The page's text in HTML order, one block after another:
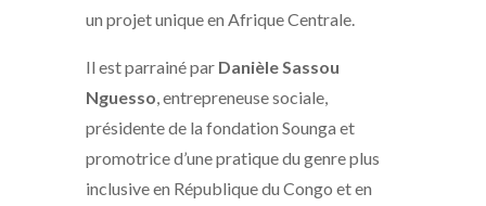
un projet unique en Afrique Centrale.
Il est parrainé par Danièle Sassou
Nguesso , entrepreneuse sociale,
présidente de la fondation Sounga et
promotrice d’une pratique du genre plus
inclusive en République du Congo et en